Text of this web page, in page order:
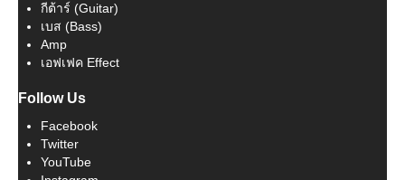
กีต้าร์ (Guitar)
เบส (Bass)
Amp
เอฟเฟค Effect
Follow Us
Facebook
Twitter
YouTube